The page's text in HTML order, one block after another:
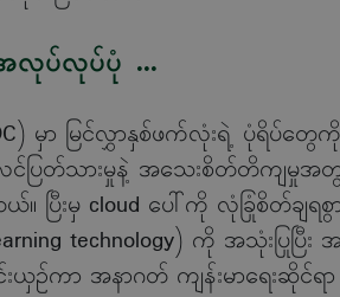
လုပ်လုပ်ပုံ ...
မှာ မြင်လွှာနှစ်ဖက်လုံးရဲ့ ပုံရိပ်တွ
လင်ပြတ်သားမှုနဲ့ အသေးစိတ်တိကျ
ပြီးမှ cloud ပေါ်ကို လုံခြုံစိတ်ချ
technology) ကို အသုံးပြု
ယှဉ်ကာ အနာဂတ် ကျန်းမာရေးဆိုင်ရ